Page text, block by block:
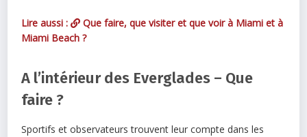
Lire aussi :
Que faire, que visiter et que voir à Miami et à
Miami Beach ?
A l’intérieur des Everglades – Que
faire ?
Sportifs et observateurs trouvent leur compte dans les